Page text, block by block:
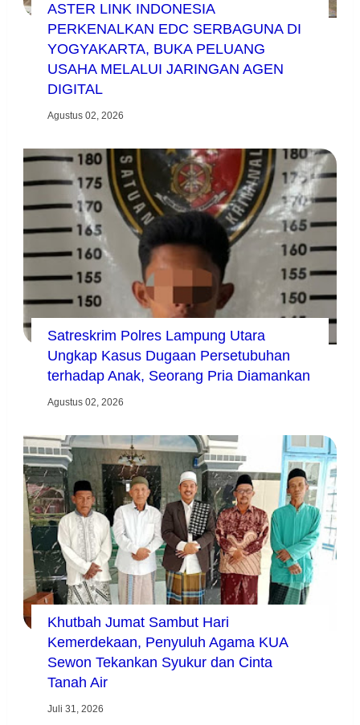
ASTER LINK INDONESIA
PERKENALKAN EDC SERBAGUNA DI
YOGYAKARTA, BUKA PELUANG
USAHA MELALUI JARINGAN AGEN
DIGITAL
Agustus 02, 2026
Satreskrim Polres Lampung Utara
Ungkap Kasus Dugaan Persetubuhan
terhadap Anak, Seorang Pria Diamankan
Agustus 02, 2026
Khutbah Jumat Sambut Hari
Kemerdekaan, Penyuluh Agama KUA
Sewon Tekankan Syukur dan Cinta
Tanah Air
Juli 31, 2026